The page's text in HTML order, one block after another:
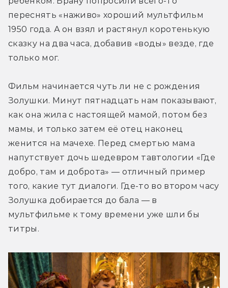
переснять «наживо» хороший мультфильм
1950 года. А он взял и растянул коротенькую
сказку на два часа, добавив «воды» везде, где
только мог.
Фильм начинается чуть ли не с рождения
Золушки. Минут пятнадцать нам показывают,
как она жила с настоящей мамой, потом без
мамы, и только затем её отец наконец
женится на мачехе. Перед смертью мама
напутствует дочь шедевром тавтологии «Где
добро, там и доброта» — отличный пример
того, какие тут диалоги. Где-то во втором часу
Золушка добирается до бала — в
мультфильме к тому времени уже шли бы
титры.